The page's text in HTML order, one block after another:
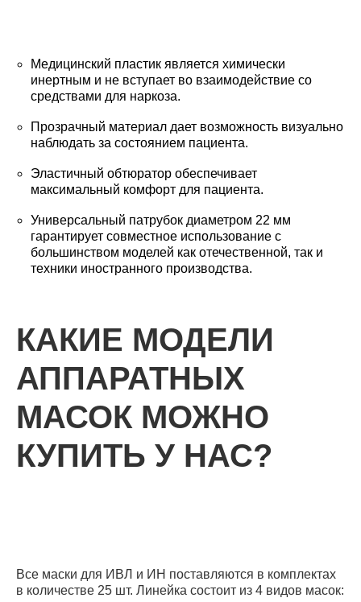
Медицинский пластик является химически
инертным и не вступает во взаимодействие со
средствами для наркоза.
Прозрачный материал дает возможность визуально
наблюдать за состоянием пациента.
Эластичный обтюратор обеспечивает
максимальный комфорт для пациента.
Универсальный патрубок диаметром 22 мм
гарантирует совместное использование с
большинством моделей как отечественной, так и
техники иностранного производства.
КАКИЕ МОДЕЛИ
АППАРАТНЫХ
МАСОК МОЖНО
КУПИТЬ У НАС?
Все маски для ИВЛ и ИН поставляются в комплектах
в количестве 25 шт. Линейка состоит из 4 видов масок: